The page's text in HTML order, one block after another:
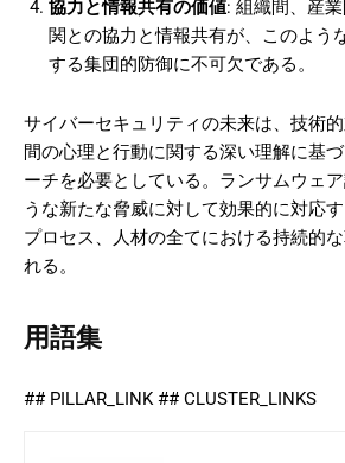
協力と情報共有の価値: 組織間、産
関との協力と情報共有が、このよう
する集団的防御に不可欠である。
サイバーセキュリティの未来は、技術
間の心理と行動に関する深い理解に基
ーチを必要としている。ランサムウェ
うな新たな脅威に対して効果的に対応す
プロセス、人材の全てにおける持続的
れる。
用語集
## PILLAR_LINK ## CLUSTER_LINKS